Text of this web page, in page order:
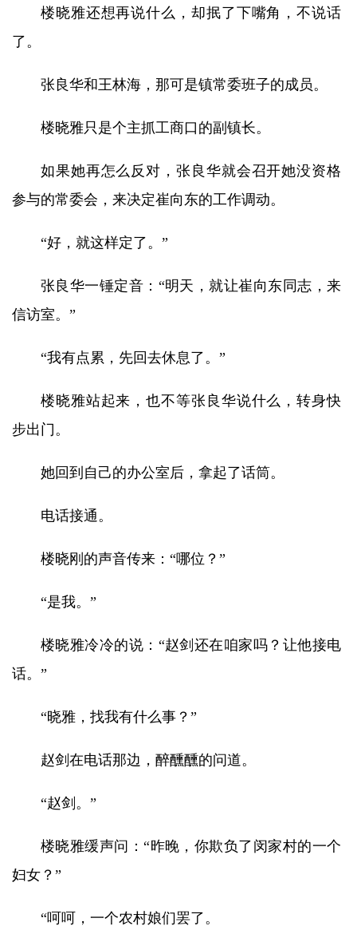
楼晓雅还想再说什么，却抿了下嘴角，不说话
了。
张良华和王林海，那可是镇常委班子的成员。
楼晓雅只是个主抓工商口的副镇长。
如果她再怎么反对，张良华就会召开她没资格
参与的常委会，来决定崔向东的工作调动。
“好，就这样定了。”
张良华一锤定音：“明天，就让崔向东同志，来
信访室。”
“我有点累，先回去休息了。”
楼晓雅站起来，也不等张良华说什么，转身快
步出门。
她回到自己的办公室后，拿起了话筒。
电话接通。
楼晓刚的声音传来：“哪位？”
“是我。”
楼晓雅冷冷的说：“赵剑还在咱家吗？让他接电
话。”
“晓雅，找我有什么事？”
赵剑在电话那边，醉醺醺的问道。
“赵剑。”
楼晓雅缓声问：“昨晚，你欺负了闵家村的一个
妇女？”
“呵呵，一个农村娘们罢了。